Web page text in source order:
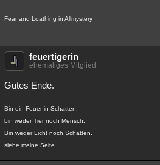
Fear and Loathing in Allmystery
feuertigerin
ehemaliges Mitglied
Gutes Ende.
Bin ein Feuer in Schatten,
bin weder Tier noch Mensch.
Bin weder Licht noch Schatten.
siehe meine Seite.